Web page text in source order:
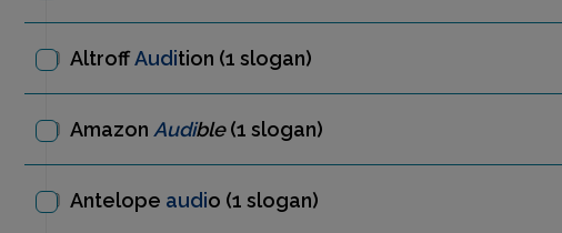
AltroffAudition (1 slogan)
Amazon Audible(1 slogan)
Antelope audio (1 slogan)